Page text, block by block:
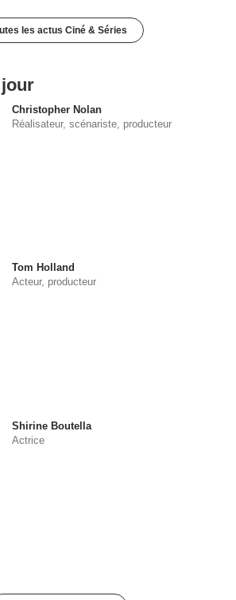
les actus Ciné & Séries
Christopher Nolan
Réalisateur, scénariste, producteur
Tom Holland
Acteur, producteur
Shirine Boutella
Actrice